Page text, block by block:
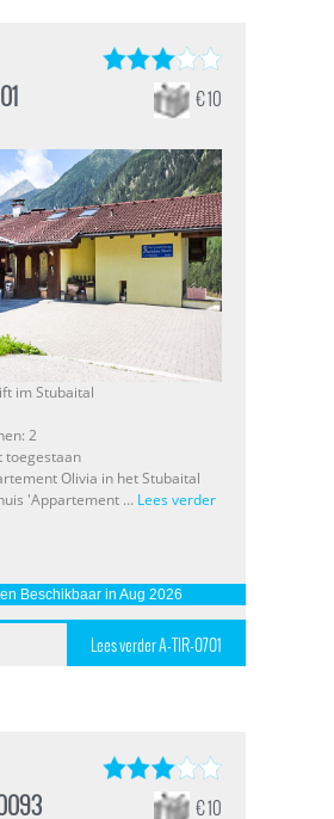
€ 10
im Stubaital
2
toegestaan
Olivia in het Stubaital
'Appartement ... Lees verder
Beschikbaar in Aug 2026
Lees verder A-TIR-0701
€ 10